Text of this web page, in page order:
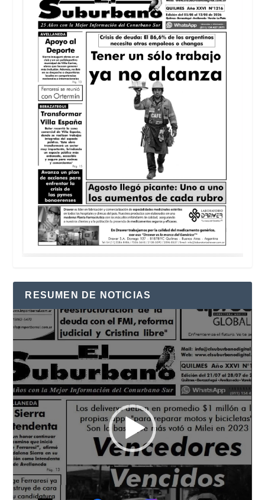
RESUMEN DE NOTICIAS
Reproductor
de
vídeo